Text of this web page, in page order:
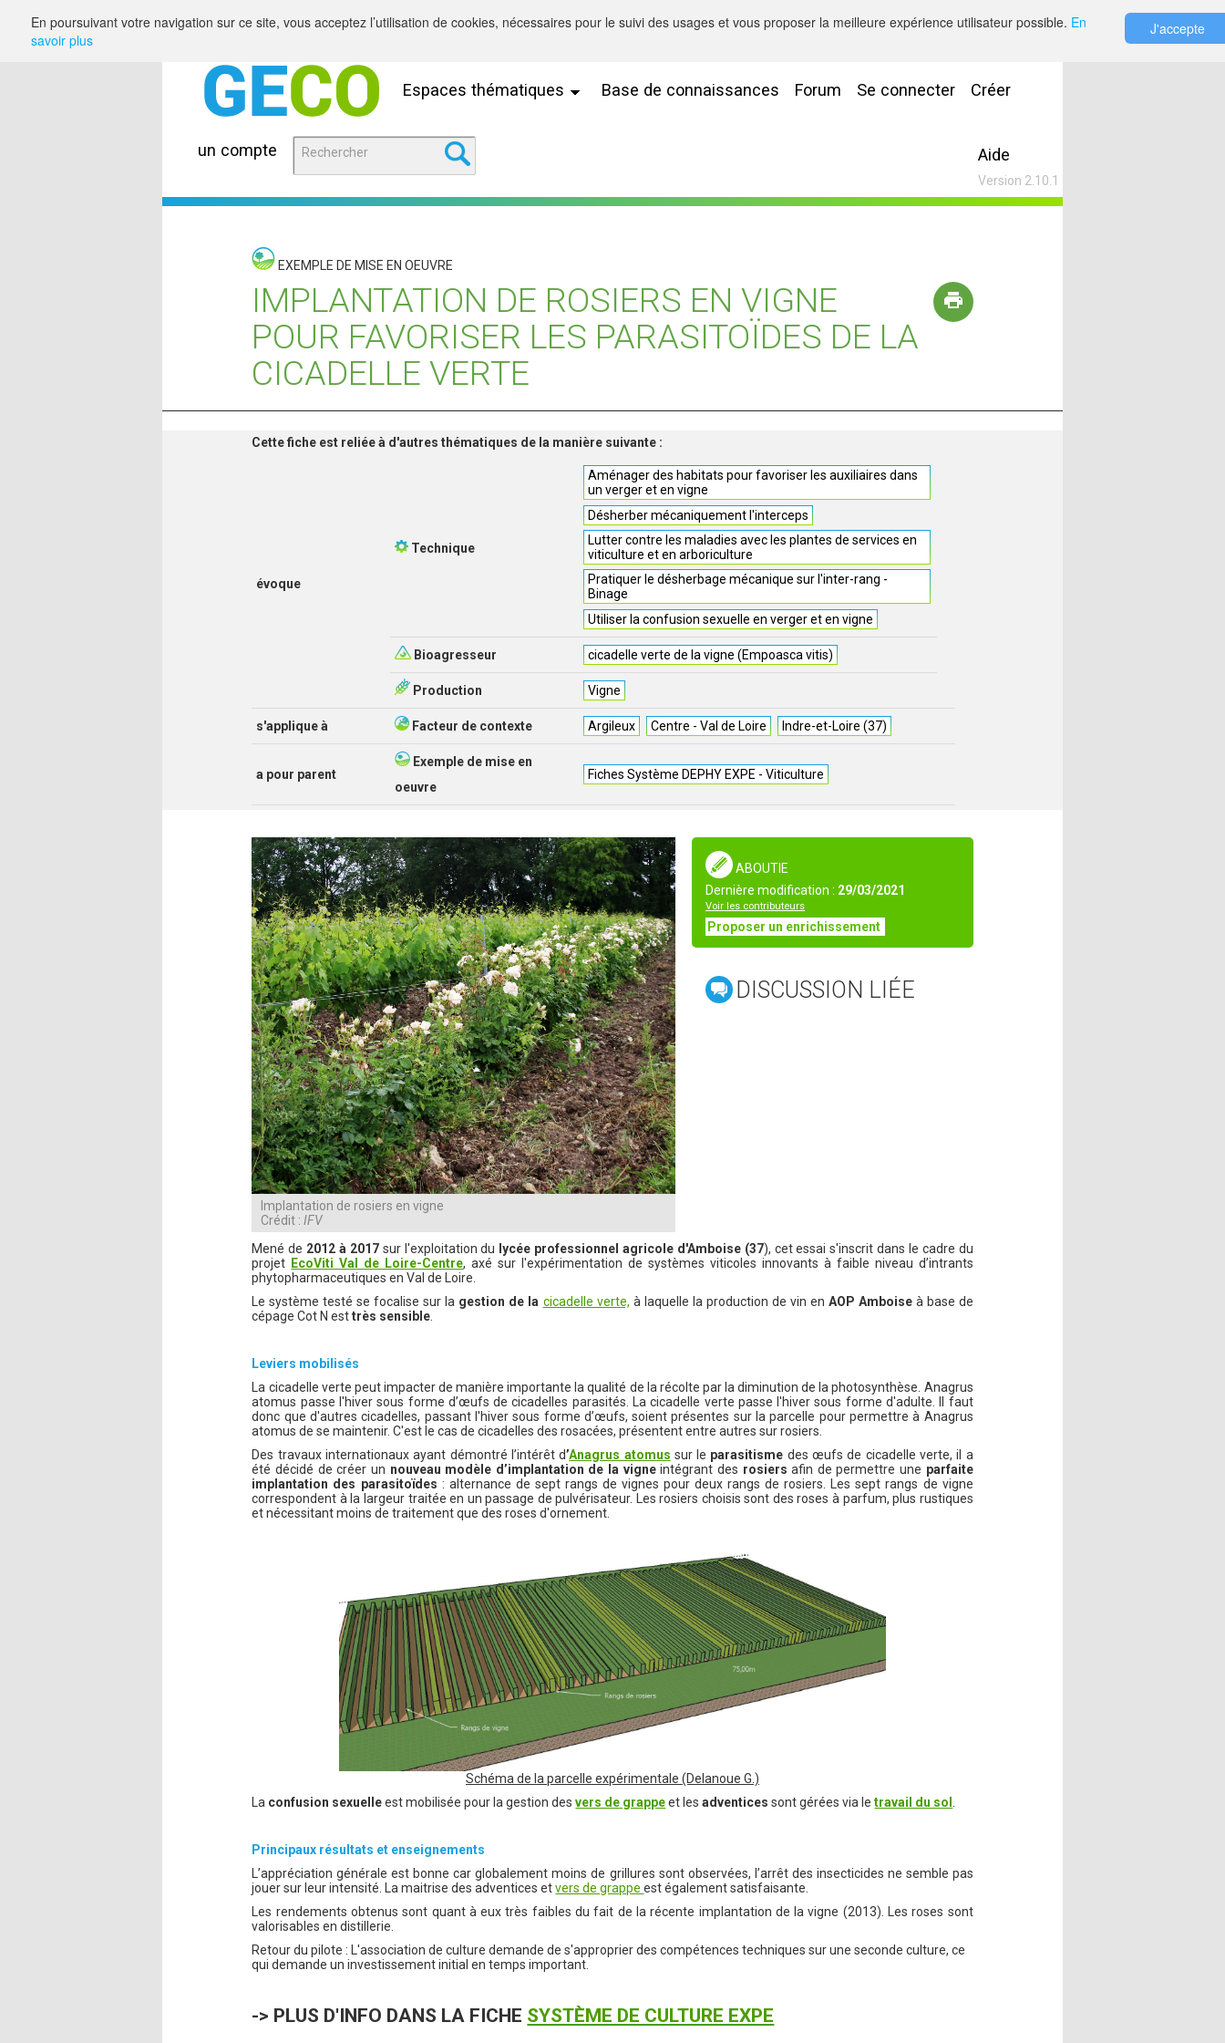
Espaces thématiques Base de connaissances Forum Se connecter Créer
un compte Aide
Version 2.10.1
EXEMPLE DE MISE EN OEUVRE
IMPLANTATION DE ROSIERS EN VIGNE
POUR FAVORISER LES PARASITOÏDES DE LA
CICADELLE VERTE
Cette fiche est reliée à d'autres thématiques de la manière suivante :
évoque
Technique
Aménager des habitats pour favoriser les auxiliaires dans
un verger et en vigne
Désherber mécaniquement l'interceps
Lutter contre les maladies avec les plantes de services en
viticulture et en arboriculture
Pratiquer le désherbage mécanique sur l'inter-rang -
Binage
Utiliser la confusion sexuelle en verger et en vigne
Bioagresseur cicadelle verte de la vigne (Empoasca vitis)
Production Vigne
s'applique à Facteur de contexte Argileux Centre - Val de Loire Indre-et-Loire (37)
a pour parent
Exemple de mise en
oeuvre
Fiches Système DEPHY EXPE - Viticulture
Implantation de rosiers en vigne
Crédit :IFV
ABOUTIE
Dernière modification : 29/03/2021
Voir les contributeurs
Proposer un enrichissement
DISCUSSION LIÉE
Mené de 2012 à 2017sur l'exploitation du lycée professionnel agricole d'Amboise (37), cet essai s'inscrit dans le cadre du
projet EcoViti Val de Loire-Centre, axé sur l'expérimentation de systèmes viticoles innovants à faible niveau d’intrants
phytopharmaceutiques en Val de Loire.
Le système testé se focalise sur la gestion de la cicadelle verte, à laquelle la production de vin en AOP Amboiseà base de
cépage Cot N esttrès sensible
Leviers mobilisés
La cicadelle verte peut impacter de manière importante la qualité de la récolte par la diminution de la photosynthèse. Anagrus
atomus passe l'hiver sous forme d’œufs de cicadelles parasités. La cicadelle verte passe l'hiver sous forme d'adulte. Il faut
donc que d'autres cicadelles, passant l'hiver sous forme d’œufs, soient présentes sur la parcelle pour permettre à Anagrus
atomus de se maintenir. C'est le cas de cicadelles des rosacées, présentent entre autres sur rosiers.
Des travaux internationaux ayant démontré l’intérêt d’Anagrus atomus sur le parasitisme des œufs de cicadelle verte, il a
été décidé de créer un nouveau modèle d’implantation de la vigneintégrant des rosiersafin de permettre une parfaite
implantation des parasitoïdes : alternance de sept rangs de vignes pour deux rangs de rosiers. Les sept rangs de vigne
correspondent à la largeur traitée en un passage de pulvérisateur. Les rosiers choisis sont des roses à parfum, plus rustiques
et nécessitant moins de traitement que des roses d'ornement.
Schéma de la parcelle expérimentale (Delanoue G.)
La confusion sexuelleest mobilisée pour la gestion desvers de grappe et lesadventices sont gérées via letravail du sol
Principaux résultats et enseignements
L’appréciation générale est bonne car globalement moins de grillures sont observées, l’arrêt des insecticides ne semble pas
jouer sur leur intensité. La maitrise des adventices etvers de grappeest également satisfaisante.
Les rendements obtenus sont quant à eux très faibles du fait de la récente implantation de la vigne (2013). Les roses sont
valorisables en distillerie.
Retour du pilote : L'association de culture demande de s'approprier des compétences techniques sur une seconde culture, ce
qui demande un investissement initial en temps important.
-> PLUS D'INFO DANS LA FICHE SYSTÈME DE CULTURE EXPE
En poursuivant votre navigation sur ce site, vous acceptez l’utilisation de cookies, nécessaires pour le suivi des usages et vous proposer la meilleure expérience utilisateur possible. En
savoir plus
J'accepte